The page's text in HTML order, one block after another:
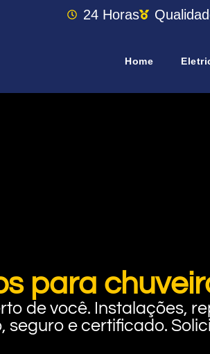
24 Horas
Home
para
de você. Instalações,
seguro e certificado.